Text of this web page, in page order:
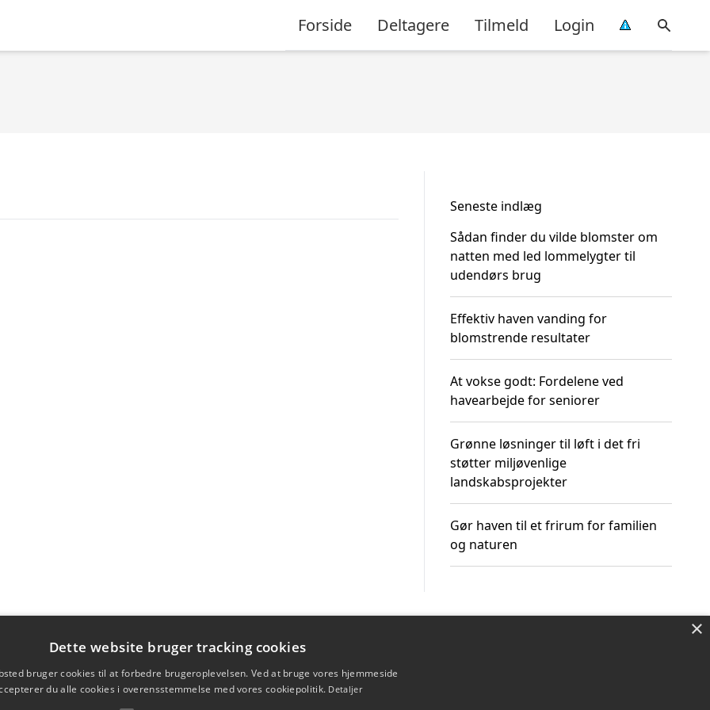
Forside Deltagere Tilmeld Login
Seneste indlæg
Sådan finder du vilde blomster om
natten med led lommelygter til
udendørs brug
Effektiv haven vanding for
blomstrende resultater
At vokse godt: Fordelene ved
havearbejde for seniorer
Grønne løsninger til løft i det fri
støtter miljøvenlige
landskabsprojekter
Gør haven til et frirum for familien
og naturen
×
Dette website bruger tracking cookies
bruger cookies til at forbedre brugeroplevelsen. Ved at bruge vores hjemmeside
du alle cookies i overensstemmelse med vores cookiepolitik. Detaljer